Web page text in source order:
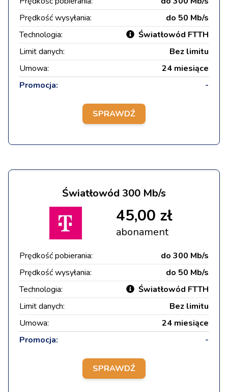
Prędkość wysyłania:
do 50 Mb/s
Technologia:
Światłowód FTTH
Limit danych:
Bez limitu
Umowa:
24 miesiące
Promocja:
-
SPRAWDŹ
Światłowód 300 Mb/s
45,00 zł
abonament
Prędkość pobierania:
do 300 Mb/s
Prędkość wysyłania:
do 50 Mb/s
Technologia:
Światłowód FTTH
Limit danych:
Bez limitu
Umowa:
24 miesiące
Promocja:
-
SPRAWDŹ